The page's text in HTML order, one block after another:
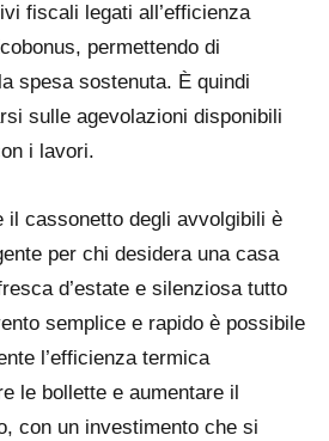
fiscali legati all’efficienza
permettendo di
spesa sostenuta. È quindi
sulle agevolazioni disponibili
i lavori.
il cassonetto degli avvolgibili è
per chi desidera una casa
d’estate e silenziosa tutto
semplice e rapido è possibile
l’efficienza termica
le bollette e aumentare il
con un investimento che si